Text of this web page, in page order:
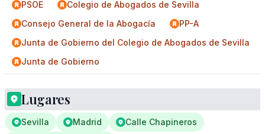
PSOE
Colegio de Abogados de Sevilla
Consejo General de la Abogacía
PP-A
Junta de Gobierno del Colegio de Abogados de Sevilla
Junta de Gobierno
Lugares
Sevilla Madrid
Calle Chapineros